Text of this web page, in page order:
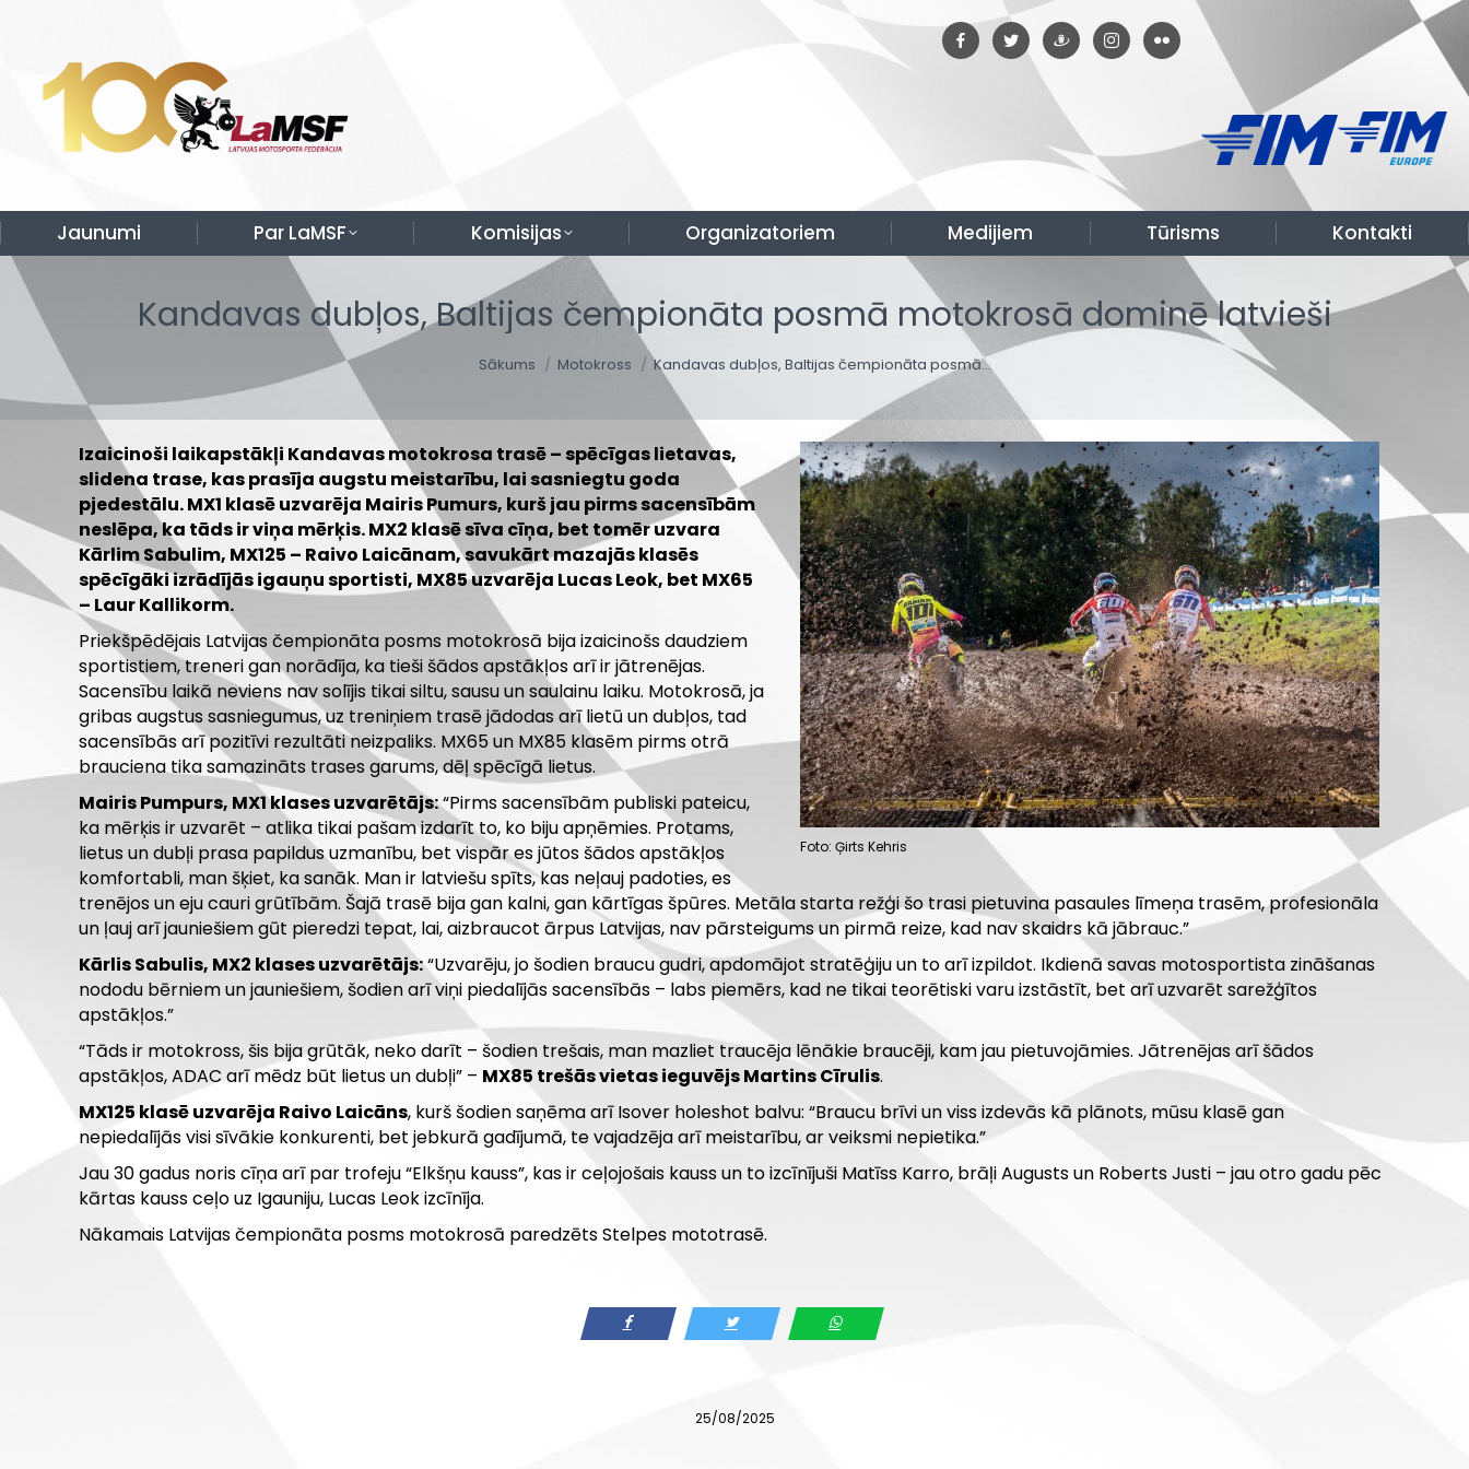
Jaunumi Par LaMSF Komisijas Organizatoriem Medijiem Tūrisms Kontakti
Kandavas dubļos, Baltijas čempionāta posmā motokrosā dominē latvieši
Sākums Motokross Kandavas dubļos, Baltijas čempionāta posmā…
Foto: Ģirts Kehris
Izaicinoši laikapstākļi Kandavas motokrosa trasē – spēcīgas lietavas,
slidena trase, kas prasīja augstu meistarību, lai sasniegtu goda
pjedestālu. MX1 klasē uzvarēja Mairis Pumurs, kurš jau pirms sacensībām
neslēpa, ka tāds ir viņa mērķis. MX2 klasē sīva cīņa, bet tomēr uzvara
Kārlim Sabulim, MX125 – Raivo Laicānam, savukārt mazajās klasēs
spēcīgāki izrādījās igauņu sportisti, MX85 uzvarēja Lucas Leok, bet MX65
– Laur Kallikorm.
Priekšpēdējais Latvijas čempionāta posms motokrosā bija izaicinošs daudziem
sportistiem, treneri gan norādīja, ka tieši šādos apstākļos arī ir jātrenējas.
Sacensību laikā neviens nav solījis tikai siltu, sausu un saulainu laiku. Motokrosā, ja
gribas augstus sasniegumus, uz treniņiem trasē jādodas arī lietū un dubļos, tad
sacensībās arī pozitīvi rezultāti neizpaliks. MX65 un MX85 klasēm pirms otrā
brauciena tika samazināts trases garums, dēļ spēcīgā lietus.
Mairis Pumpurs, MX1 klases uzvarētājs:“Pirms sacensībām publiski pateicu,
ka mērķis ir uzvarēt – atlika tikai pašam izdarīt to, ko biju apņēmies. Protams,
lietus un dubļi prasa papildus uzmanību, bet vispār es jūtos šādos apstākļos
komfortabli, man šķiet, ka sanāk. Man ir latviešu spīts, kas neļauj padoties, es
trenējos un eju cauri grūtībām. Šajā trasē bija gan kalni, gan kārtīgas špūres. Metāla starta režģi šo trasi pietuvina pasaules līmeņa trasēm, profesionāla
un ļauj arī jauniešiem gūt pieredzi tepat, lai, aizbraucot ārpus Latvijas, nav pārsteigums un pirmā reize, kad nav skaidrs kā jābrauc.”
Kārlis Sabulis, MX2 klases uzvarētājs:“Uzvarēju, jo šodien braucu gudri, apdomājot stratēģiju un to arī izpildot. Ikdienā savas motosportista zināšanas
nododu bērniem un jauniešiem, šodien arī viņi piedalījās sacensībās – labs piemērs, kad ne tikai teorētiski varu izstāstīt, bet arī uzvarēt sarežģītos
apstākļos.”
“Tāds ir motokross, šis bija grūtāk, neko darīt – šodien trešais, man mazliet traucēja lēnākie braucēji, kam jau pietuvojāmies. Jātrenējas arī šādos
apstākļos, ADAC arī mēdz būt lietus un dubļi” – MX85 trešās vietas ieguvējs Martins Cīrulis.
MX125 klasē uzvarēja Raivo Laicāns, kurš šodien saņēma arī Isover holeshot balvu: “Braucu brīvi un viss izdevās kā plānots, mūsu klasē gan
nepiedalījās visi sīvākie konkurenti, bet jebkurā gadījumā, te vajadzēja arī meistarību, ar veiksmi nepietika.”
Jau 30 gadus noris cīņa arī par trofeju “Elkšņu kauss”, kas ir ceļojošais kauss un to izcīnījuši Matīss Karro, brāļi Augusts un Roberts Justi – jau otro gadu pēc
kārtas kauss ceļo uz Igauniju, Lucas Leok izcīnīja.
Nākamais Latvijas čempionāta posms motokrosā paredzēts Stelpes mototrasē.
25/08/2025